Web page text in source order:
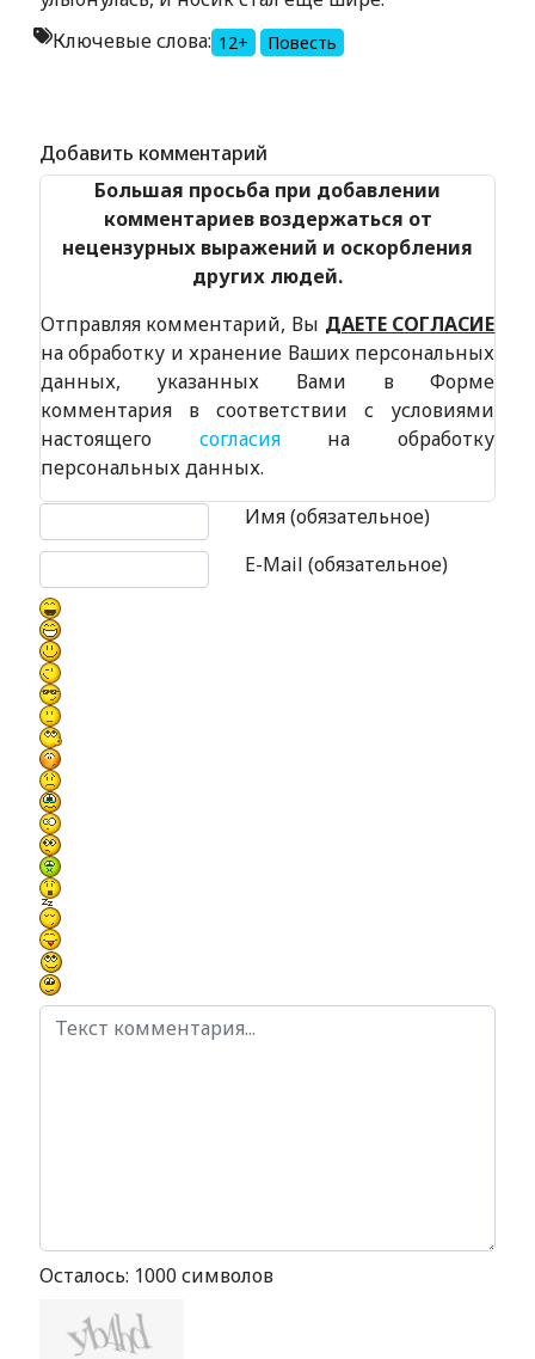
Ключевые слова: 12+ Повесть
Добавить комментарий
Большая просьба при добавлении
комментариев воздержаться от
нецензурных выражений и оскорбления
других людей.
Отправляя комментарий, Вы ДАЕТЕ СОГЛАСИЕ
на обработку и хранение Ваших персональных
данных, указанных Вами в Форме
комментария в соответствии с условиями
настоящего согласияна обработку
персональных данных.
Имя (обязательное)
E-Mail (обязательное)
Текст комментария
Осталось: 1000 символов